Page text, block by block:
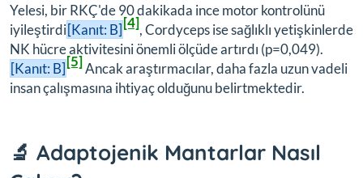
Yelesi, bir RKÇ'de 90 dakikada ince motor kontrolünü
iyileştirdi[Kanıt: B][4], Cordyceps ise sağlıklı yetişkinlerde
NK hücre aktivitesini önemli ölçüde artırdı (p=0,049).
[Kanıt: B][5]Ancak araştırmacılar, daha fazla uzun vadeli
insan çalışmasına ihtiyaç olduğunu belirtmektedir.
🔬 Adaptojenik Mantarlar Nasıl